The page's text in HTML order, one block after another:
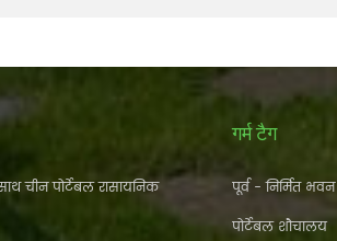
चीन पोर्टेबल रासायनिक
गर्म टैग
पूर्व - निर्मित भवन
पोर्टेबल शौचालय